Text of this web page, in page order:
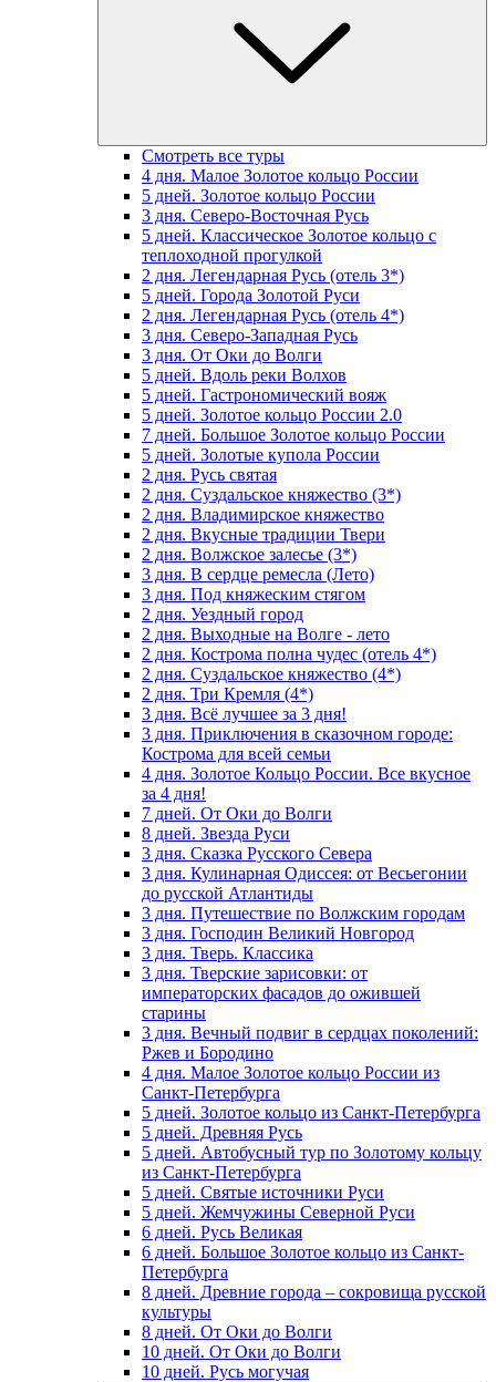
Смотреть все туры
4 дня. Малое Золотое кольцо России
5 дней. Золотое кольцо России
3 дня. Северо-Восточная Русь
5 дней. Классическое Золотое кольцо с
теплоходной прогулкой
2 дня. Легендарная Русь (отель 3*)
5 дней. Города Золотой Руси
2 дня. Легендарная Русь (отель 4*)
3 дня. Северо-Западная Русь
3 дня. От Оки до Волги
5 дней. Вдоль реки Волхов
5 дней. Гастрономический вояж
5 дней. Золотое кольцо России 2.0
7 дней. Большое Золотое кольцо России
5 дней. Золотые купола России
2 дня. Русь святая
2 дня. Суздальское княжество (3*)
2 дня. Владимирское княжество
2 дня. Вкусные традиции Твери
2 дня. Волжское залесье (3*)
3 дня. В сердце ремесла (Лето)
3 дня. Под княжеским стягом
2 дня. Уездный город
2 дня. Выходные на Волге - лето
2 дня. Кострома полна чудес (отель 4*)
2 дня. Суздальское княжество (4*)
2 дня. Три Кремля (4*)
3 дня. Всё лучшее за 3 дня!
3 дня. Приключения в сказочном городе:
Кострома для всей семьи
4 дня. Золотое Кольцо России. Все вкусное
за 4 дня!
7 дней. От Оки до Волги
8 дней. Звезда Руси
3 дня. Сказка Русского Севера
3 дня. Кулинарная Одиссея: от Весьегонии
до русской Атлантиды
3 дня. Путешествие по Волжским городам
3 дня. Господин Великий Новгород
3 дня. Тверь. Классика
3 дня. Тверские зарисовки: от
императорских фасадов до ожившей
старины
3 дня. Вечный подвиг в сердцах поколений:
Ржев и Бородино
4 дня. Малое Золотое кольцо России из
Санкт-Петербурга
5 дней. Золотое кольцо из Санкт-Петербурга
5 дней. Древняя Русь
5 дней. Автобусный тур по Золотому кольцу
из Санкт-Петербурга
5 дней. Святые источники Руси
5 дней. Жемчужины Северной Руси
6 дней. Русь Великая
6 дней. Большое Золотое кольцо из Санкт-
Петербурга
8 дней. Древние города – сокровища русской
культуры
8 дней. От Оки до Волги
10 дней. От Оки до Волги
10 дней. Русь могучая